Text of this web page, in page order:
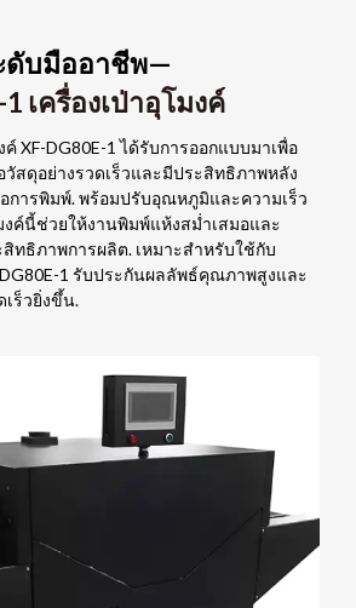
บมืออาชีพ—
เครื่องเป่าอุโมงค์
XF-DG80E-1 ได้รับการออกแบบมาเพื่อ
วัสดุอย่างรวดเร็วและมีประสิทธิภาพหลัง
การพิมพ์. พร้อมปรับอุณหภูมิและความเร็ว
งค์นี้ช่วยให้งานพิมพ์แห้งสม่ำเสมอและ
สิทธิภาพการผลิต. เหมาะสำหรับใช้กับ
DG80E-1 รับประกันผลลัพธ์คุณภาพสูงและ
เร็วยิ่งขึ้น.